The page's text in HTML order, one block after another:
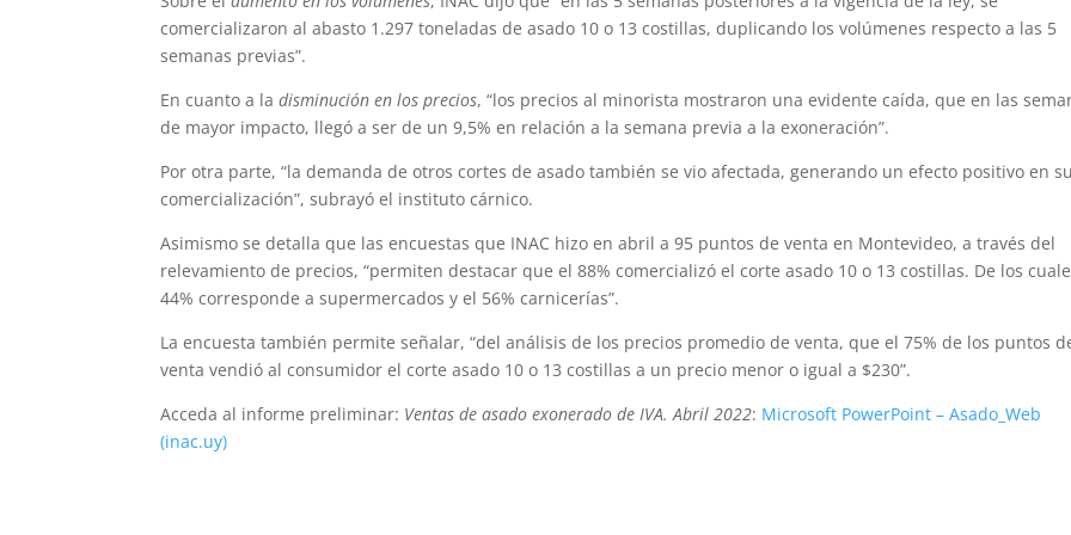
comercializaron al abasto 1.297 toneladas de asado 10 o 13 costillas, duplicando los volúmenes respecto a las 5
semanas previas”.
En cuanto a ladisminución en los precios, “los precios al minorista mostraron una evidente caída, que en las
de mayor impacto, llegó a ser de un 9,5% en relación a la semana previa a la exoneración”.
Por otra parte, “la demanda de otros cortes de asado también se vio afectada, generando un efecto positivo en su
comercialización”, subrayó el instituto cárnico.
Asimismo se detalla que las encuestas que INAC hizo en abril a 95 puntos de venta en Montevideo, a través del
relevamiento de precios, “permiten destacar que el 88% comercializó el corte asado 10 o 13 costillas. De los
44% corresponde a supermercados y el 56% carnicerías”.
La encuesta también permite señalar, “del análisis de los precios promedio de venta, que el 75% de los puntos
venta vendió al consumidor el corte asado 10 o 13 costillas a un precio menor o igual a $230”.
Acceda al informe preliminar: Ventas de asado exonerado de IVA. Abril 2022: Microsoft PowerPoint – Asado_Web
(inac.uy)